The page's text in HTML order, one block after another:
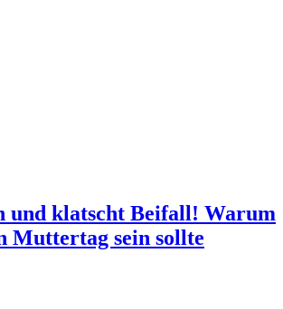
und klatscht Beifall! Warum
Muttertag sein sollte